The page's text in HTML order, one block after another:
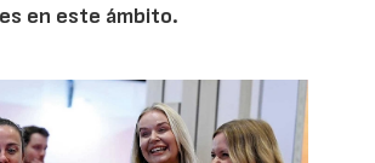
en este ámbito.